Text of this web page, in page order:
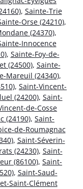
, Sainte-Trie
Orse (24210),
(24370),
Innocence
, Sainte-Foy-de-
(24500), Sainte-
Mareuil (24340),
, Saint-Vincent-
(24200), Saint-
de-Cosse
(24190), Saint-
de-Roumagnac
, Saint-Séverin-
(24230), Saint-
(86100), Saint-
, Saint-Saud-
Saint-Clément